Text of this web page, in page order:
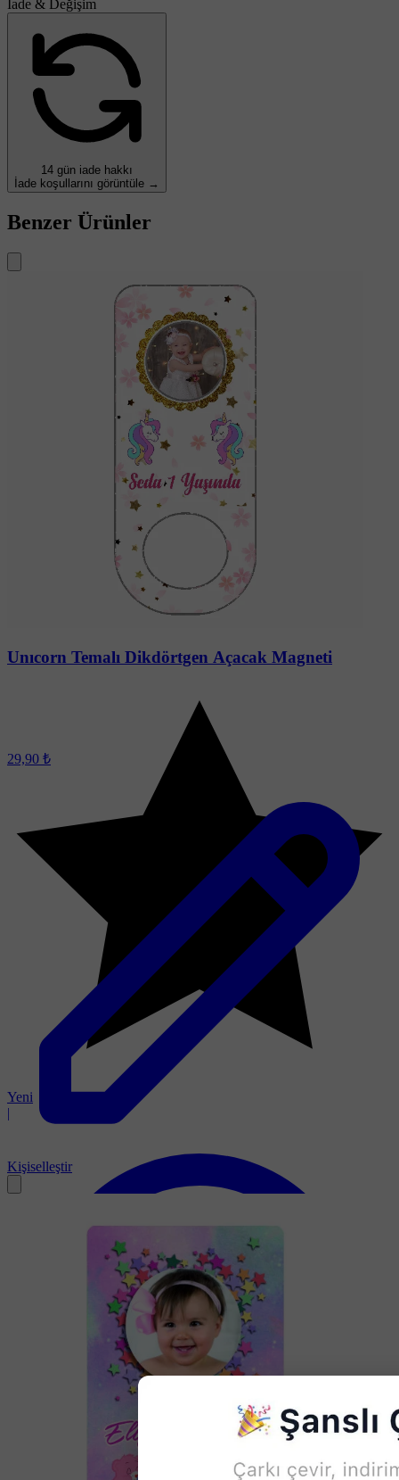
İade & Değişim
14 gün iade hakkı
İade koşullarını görüntüle →
Benzer Ürünler
Unıcorn Temalı Dikdörtgen Açacak Magneti
Yeni
|
29,90 ₺
Kişiselleştir